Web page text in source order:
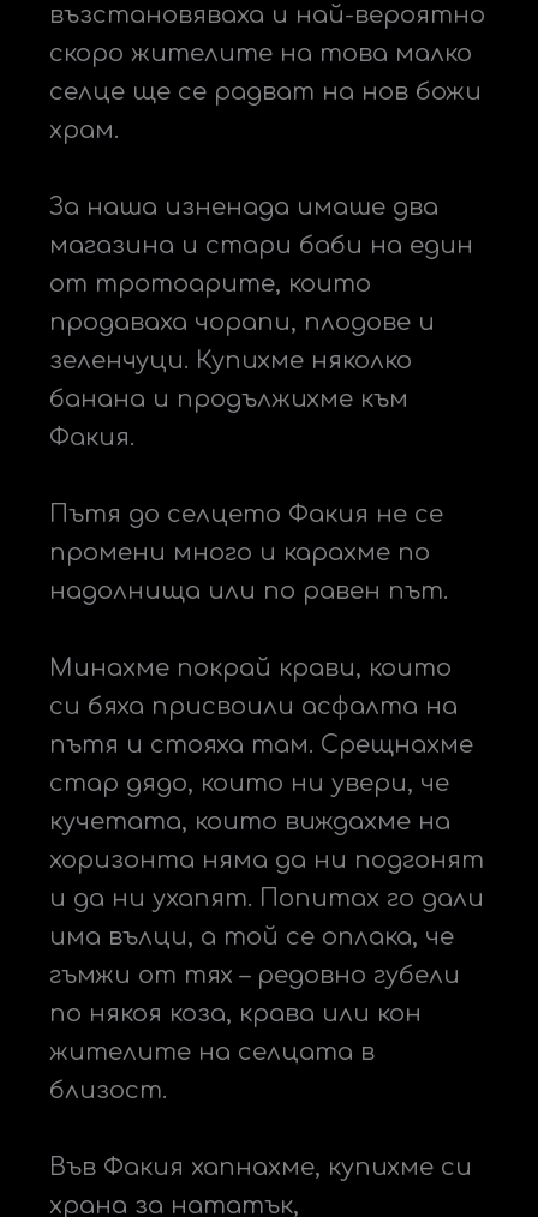
възстановяваха и най-вероятно
скоро жителите на това малко
селце ще се радват на нов божи
храм.
За наша изненада имаше два
магазина и стари баби на един
от тротоарите, които
продаваха чорапи, плодове и
зеленчуци. Купихме няколко
банана и продължихме към
Факия.
Пътя до селцето Факия не се
промени много и карахме по
надолнища или по равен път.
Минахме покрай крави, които
си бяха присвоили асфалта на
пътя и стояха там. Срещнахме
стар дядо, които ни увери, че
кучетата, които виждахме на
хоризонта няма да ни подгонят
и да ни ухапят. Попитах го дали
има вълци, а той се оплака, че
гъмжи от тях – редовно губели
по някоя коза, крава или кон
жителите на селцата в
близост.
Във Факия хапнахме, купихме си
храна за нататък,